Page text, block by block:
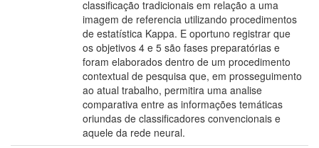
classificação tradicionais em relação a uma
imagem de referencia utilizando procedimentos
de estatística Kappa. E oportuno registrar que
os objetivos 4 e 5 são fases preparatórias e
foram elaborados dentro de um procedimento
contextual de pesquisa que, em prosseguimento
ao atual trabalho, permitira uma analise
comparativa entre as informações temáticas
oriundas de classificadores convencionais e
aquele da rede neural.